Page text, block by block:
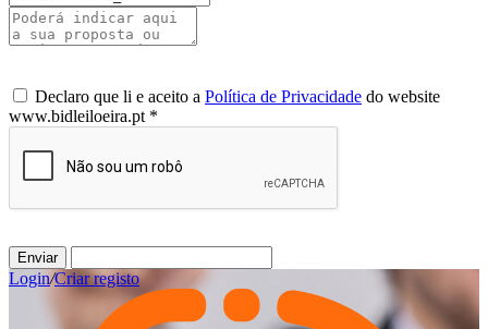
Declaro que li e aceito a Política de Privacidade do website
www.bidleiloeira.pt *
Enviar
Login/Criar registo